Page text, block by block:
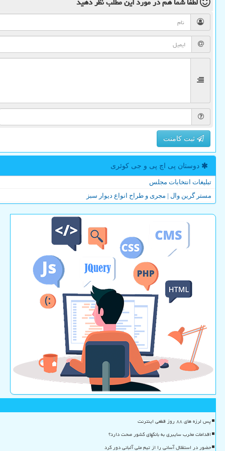
ثبت کامنت
دوستان پی اچ پی و جی كوئری
تبلیغات انتخابات مجلس
مستر گرین وال | مجری و طراح انواع دیوار سبز
پس لرزه های ۸۸ روز قطعی اینترنت
اقدامات مخرب سایبری به بانکهای کشور صحت دارد؟
حضور در استقلال آسانی را از تیم ملی آلبانی دور کرد